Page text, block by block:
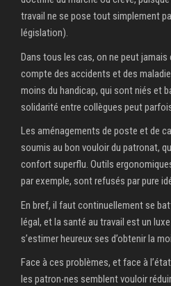
travail ne se pose tout simplement
législation).
Dans tous les cas, on ne peut jamais
compte des accidents et des
moins du handicap, qui sont niés et
solidarité entre collègues peut
Les aménagements de poste et de
soumis au bon vouloir du patronat,
confort superflu. Outils
par exemple, sont refusés par pure
En bref, il faut continuellement se
légal, et la santé au travail est un
s’estimer heureux·ses d’obtenir la
Face à ces problèmes, et face à
les patron‧nes semblent vouloir